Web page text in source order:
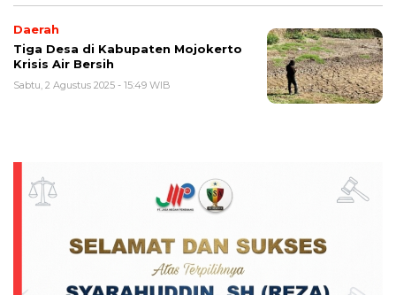
Daerah
Tiga Desa di Kabupaten Mojokerto
Krisis Air Bersih
Sabtu, 2 Agustus 2025 - 15:49 WIB